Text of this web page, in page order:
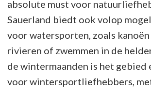
absolute must voor
Sauerland biedt ook volop
voor watersporten, zoals kanoën
rivieren of zwemmen in de
de wintermaanden is het gebied
voor wintersportliefhebbers,